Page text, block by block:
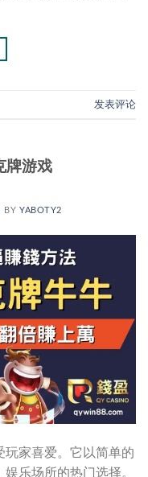
发表评论
牌游戏
BYYABOTY2
玩家喜爱。它以简单的
乐场所的热门选择。